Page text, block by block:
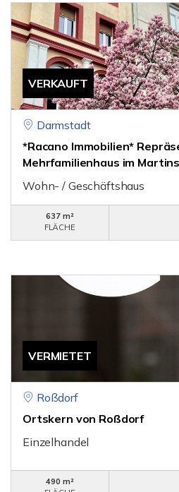
VERKAUFT
Darmstadt
*Racano Immobilien*
Mehrfamilienhaus im
Wohn- / Geschäftshaus
637 m²
FLÄCHE
VERMIETET
Roßdorf
Ortskern von Roßdorf
Einzelhandel
490 m²